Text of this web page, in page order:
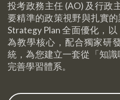
投考政務主任 (AO) 及行政
要精準的政策視野與扎實
Strategy Plan 全面優化，
為教學核心，配合獨家研
統，為您建立一套從「知
完善學習體系。